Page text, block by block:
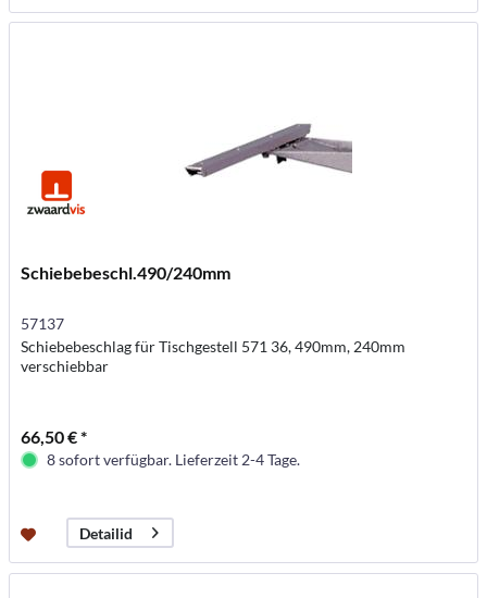
Schiebebeschl.490/240mm
57137
Schiebebeschlag für Tischgestell 571 36, 490mm, 240mm
verschiebbar
66,50 € *
8 sofort verfügbar. Lieferzeit 2-4 Tage.
Detailid